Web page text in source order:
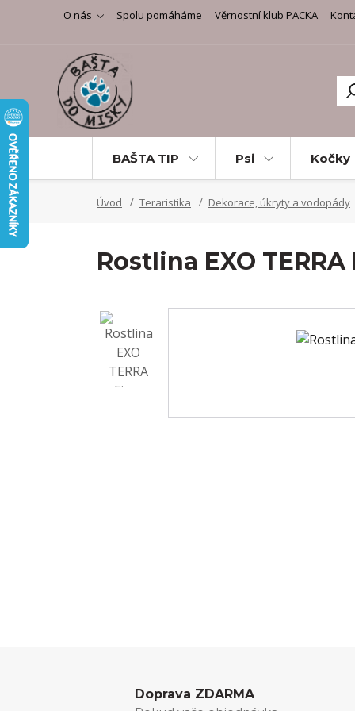
O nás Spolu pomáháme Věrnostní klub PACKA
BAŠTA TIP Psi Kočky
Úvod Teraristika Dekorace, úkryty a vodopády
Rostlina EXO
Doprava ZDARMA